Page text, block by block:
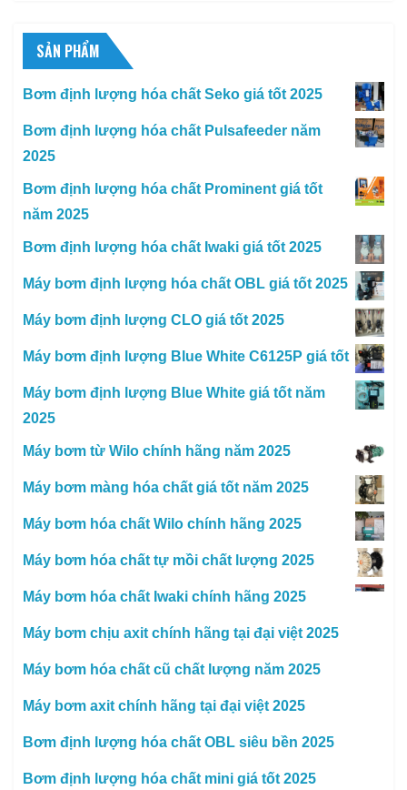
SẢN PHẨM
Bơm định lượng hóa chất Seko giá tốt 2025
Bơm định lượng hóa chất Pulsafeeder năm
2025
Bơm định lượng hóa chất Prominent giá tốt
năm 2025
Bơm định lượng hóa chất Iwaki giá tốt 2025
Máy bơm định lượng hóa chất OBL giá tốt 2025
Máy bơm định lượng CLO giá tốt 2025
Máy bơm định lượng Blue White C6125P giá tốt
Máy bơm định lượng Blue White giá tốt năm
2025
Máy bơm từ Wilo chính hãng năm 2025
Máy bơm màng hóa chất giá tốt năm 2025
Máy bơm hóa chất Wilo chính hãng 2025
Máy bơm hóa chất tự mồi chất lượng 2025
Máy bơm hóa chất Iwaki chính hãng 2025
Máy bơm chịu axit chính hãng tại đại việt 2025
Máy bơm hóa chất cũ chất lượng năm 2025
Máy bơm axit chính hãng tại đại việt 2025
Bơm định lượng hóa chất OBL siêu bền 2025
Bơm định lượng hóa chất mini giá tốt 2025